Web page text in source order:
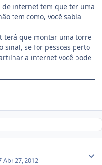
de internet tem que ter uma
tem como, você sabia
terá que montar uma torre
sinal, se for pessoas perto
a internet você pode
Abr 27, 2012